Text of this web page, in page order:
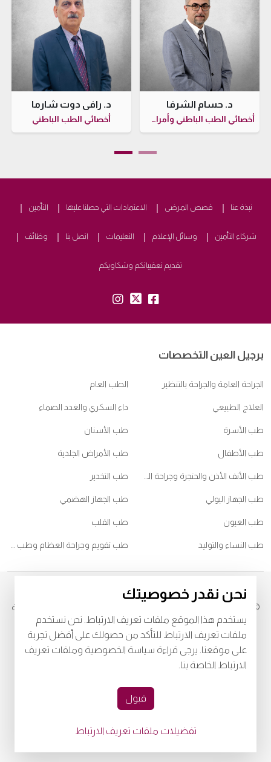
د. حسام الشرفا
أخصائي الطب الباطني وأمراض الجهاز الهضمي
د. رافي دوت شارما
أخصائي الطب الباطني
نبذة عنا قصص المرضى الاعتمادات التي حصلنا عليها التأمين
شركاء التأمين وسائل الإعلام التعليمات اتصل بنا وظائف
تقديم تعقيباتكم وشكاويكم
fb:
tw:
insta:
برجيل العين التخصصات
الجراحة العامة والجراحة بالتنظير الطب العام
العلاج الطبيعي داء السكري والغدد الصماء
طب الأسرة طب الأسنان
طب الأطفال طب الأمراض الجلدية
طب التخدير
طب الجهاز البولي طب الجهاز الهضمي
طب العيون طب القلب
طب النساء والتوليد
© 2026
مستشفى برجيل. جميع الحقوق محفوظة. رقم موافقة وزارة الصحة
خصوصيةالبنود و الظروف
Download Burjeel App Now
نحن نقدر خصوصيتك
يستخدم هذا الموقع ملفات تعريف الارتباط. نحن نستخدم
ملفات تعريف الارتباط للتأكد من حصولك على أفضل تجربة
على موقعنا. يرجى قراءة سياسة الخصوصية وملفات تعريف
الارتباط الخاصة بنا.
قبول
تفضيلات ملفات تعريف الارتباط